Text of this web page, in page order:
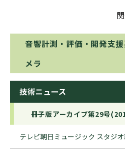
音響計測・評価・開発支
メラ
技術ニュース
冊子版アーカイブ第29号
テレビ朝日ミュージック スタジ